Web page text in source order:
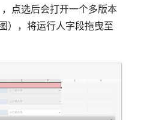
点选后会打开一个多版本
），将运行人字段拖曳至